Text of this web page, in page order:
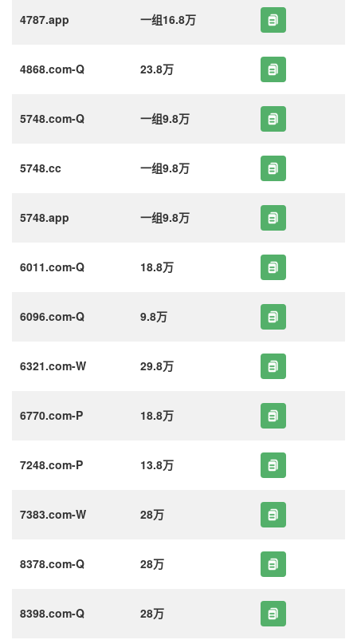
4787.app 一组16.8万
4868.com-Q 23.8万
5748.com-Q 一组9.8万
5748.cc 一组9.8万
5748.app 一组9.8万
6011.com-Q 18.8万
6096.com-Q 9.8万
6321.com-W 29.8万
6770.com-P 18.8万
7248.com-P 13.8万
7383.com-W 28万
8378.com-Q 28万
8398.com-Q 28万